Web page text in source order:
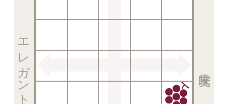
エレガント